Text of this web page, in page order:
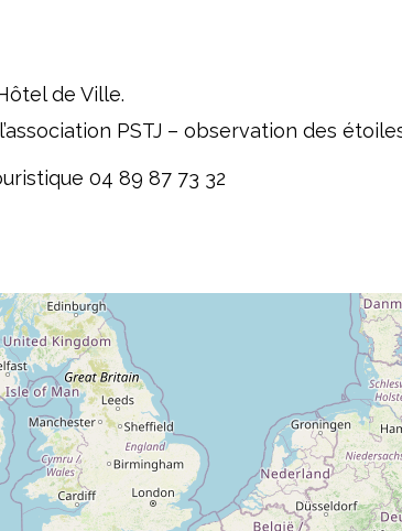
de Ville.
PSTJ – observation des
04 89 87 73 32